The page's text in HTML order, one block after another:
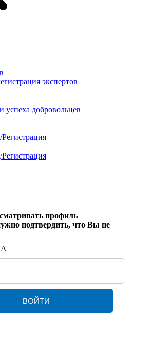
экспертов
успеха добровольцев
профиль
подтвердить, что Вы не